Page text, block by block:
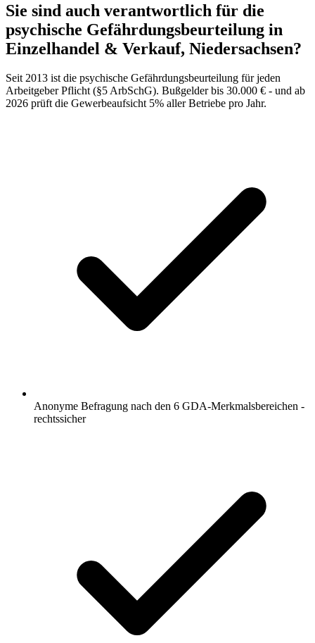
Sie sind auch verantwortlich für die
psychische Gefährdungsbeurteilung in
Einzelhandel & Verkauf, Niedersachsen?
Seit 2013 ist die psychische Gefährdungsbeurteilung für jeden
Arbeitgeber Pflicht (§5 ArbSchG). Bußgelder bis 30.000 € - und ab
2026 prüft die Gewerbeaufsicht 5% aller Betriebe pro Jahr.
Anonyme Befragung nach den 6 GDA-Merkmalsbereichen -
rechtssicher